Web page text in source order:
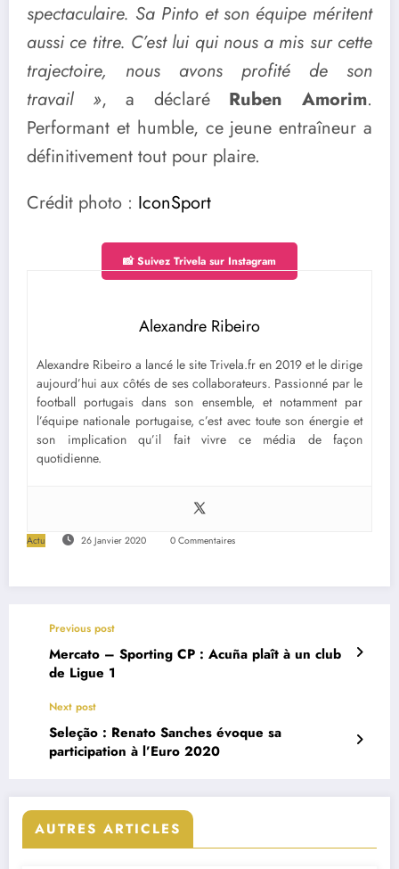
spectaculaire. Sa Pinto et son équipe méritent
aussi ce titre. C’est lui qui nous a mis sur cette
trajectoire, nous avons profité de son
travail », a déclaré Ruben Amorim.
Performant et humble, ce jeune entraîneur a
définitivement tout pour plaire.
Crédit photo : IconSport
📸 Suivez Trivela sur Instagram
Alexandre Ribeiro
Alexandre Ribeiro a lancé le site Trivela.fr en 2019 et le dirige
aujourd’hui aux côtés de ses collaborateurs. Passionné par le
football portugais dans son ensemble, et notamment par
l’équipe nationale portugaise, c’est avec toute son énergie et
son implication qu’il fait vivre ce média de façon
quotidienne.
Actu 26 Janvier 2020 0 Commentaires
Previous post
Mercato – Sporting CP : Acuña plaît à un club
de Ligue 1
Next post
Seleção : Renato Sanches évoque sa
participation à l’Euro 2020
AUTRES ARTICLES